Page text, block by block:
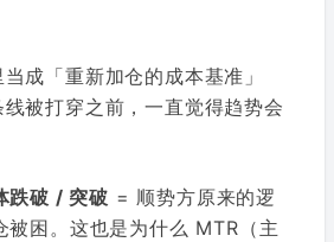
成「重新加仓的成本基准」
被打穿之前，一直觉得趋势会
跌破 / 突破 = 顺势方原来的逻
被困。这也是为什么 MTR（主